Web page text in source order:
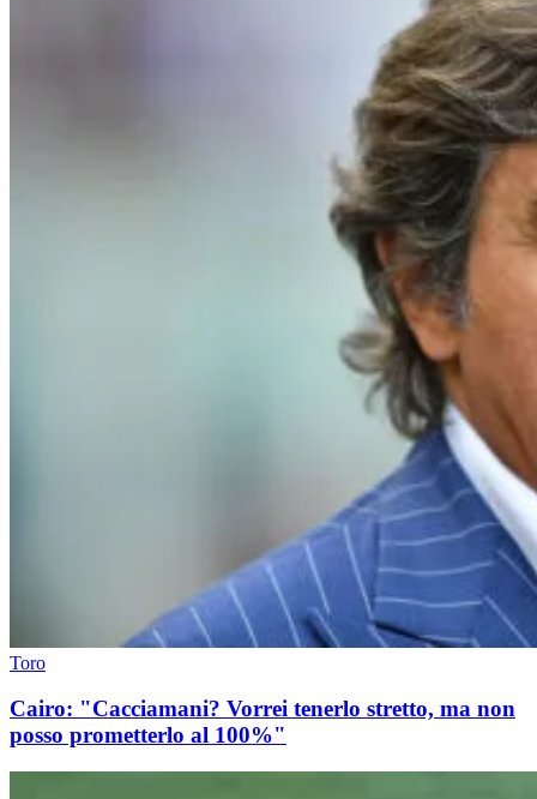
Toro
Cairo: "Cacciamani? Vorrei tenerlo stretto, ma non
posso prometterlo al 100%"